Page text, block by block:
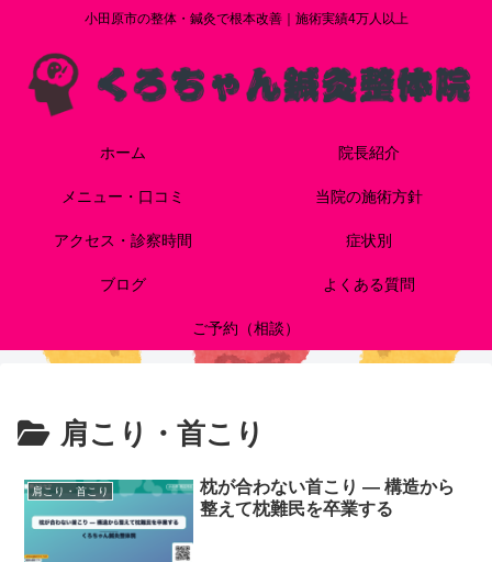
小田原市の整体・鍼灸で根本改善｜施術実績4万人以上
ホーム 院長紹介
メニュー・口コミ 当院の施術方針
アクセス・診察時間 症状別
ブログ よくある質問
ご予約（相談）
肩こり・首こり
肩こり・首こり
枕が合わない首こり — 構造から
整えて枕難民を卒業する